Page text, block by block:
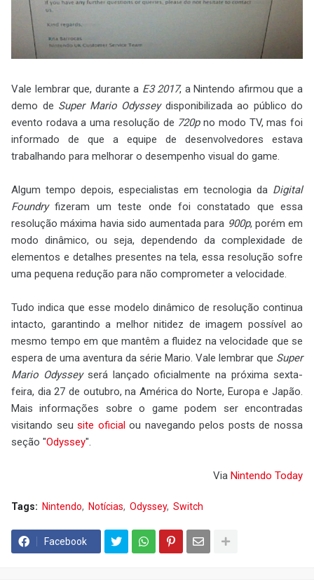
Vale lembrar que, durante a E3 2017, a Nintendo afirmou que a
demo de Super Mario Odysseydisponibilizada ao público do
evento rodava a uma resolução de 720pno modo TV, mas foi
informado de que a equipe de desenvolvedores estava
trabalhando para melhorar o desempenho visual do game.
Algum tempo depois, especialistas em tecnologia da Digital
Foundryfizeram um teste onde foi constatado que essa
resolução máxima havia sido aumentada para 900p, porém em
modo dinâmico, ou seja, dependendo da complexidade de
elementos e detalhes presentes na tela, essa resolução sofre
uma pequena redução para não comprometer a velocidade.
Tudo indica que esse modelo dinâmico de resolução continua
intacto, garantindo a melhor nitidez de imagem possível ao
mesmo tempo em que mantêm a fluidez na velocidade que se
espera de uma aventura da série Mario. Vale lembrar que Super
Mario Odysseyserá lançado oficialmente na próxima sexta-
feira, dia 27 de outubro, na América do Norte, Europa e Japão.
Mais informações sobre o game podem ser encontradas
visitando seusite oficialou navegando pelos posts de nossa
seção "Odyssey".
Via Nintendo Today
Tags: Nintendo Notícias Odyssey Switch
Facebook